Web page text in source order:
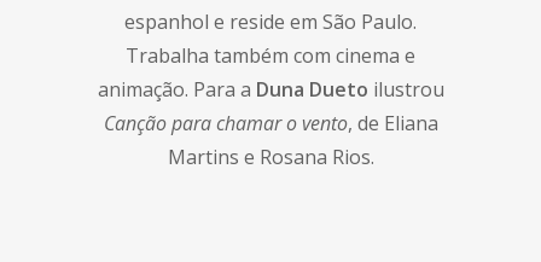
espanhol e reside em São Paulo.
Trabalha também com cinema e
animação. Para a Duna Dueto ilustrou
Canção para chamar o vento, de Eliana
Martins e Rosana Rios.